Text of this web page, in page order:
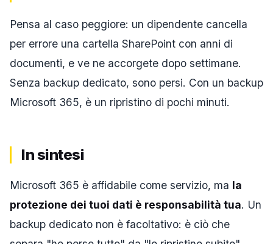
Pensa al caso peggiore: un dipendente cancella
per errore una cartella SharePoint con anni di
documenti, e ve ne accorgete dopo settimane.
Senza backup dedicato, sono persi. Con un backup
Microsoft 365, è un ripristino di pochi minuti.
In sintesi
Microsoft 365 è affidabile come servizio, ma la
protezione dei tuoi dati è responsabilità tua. Un
backup dedicato non è facoltativo: è ciò che